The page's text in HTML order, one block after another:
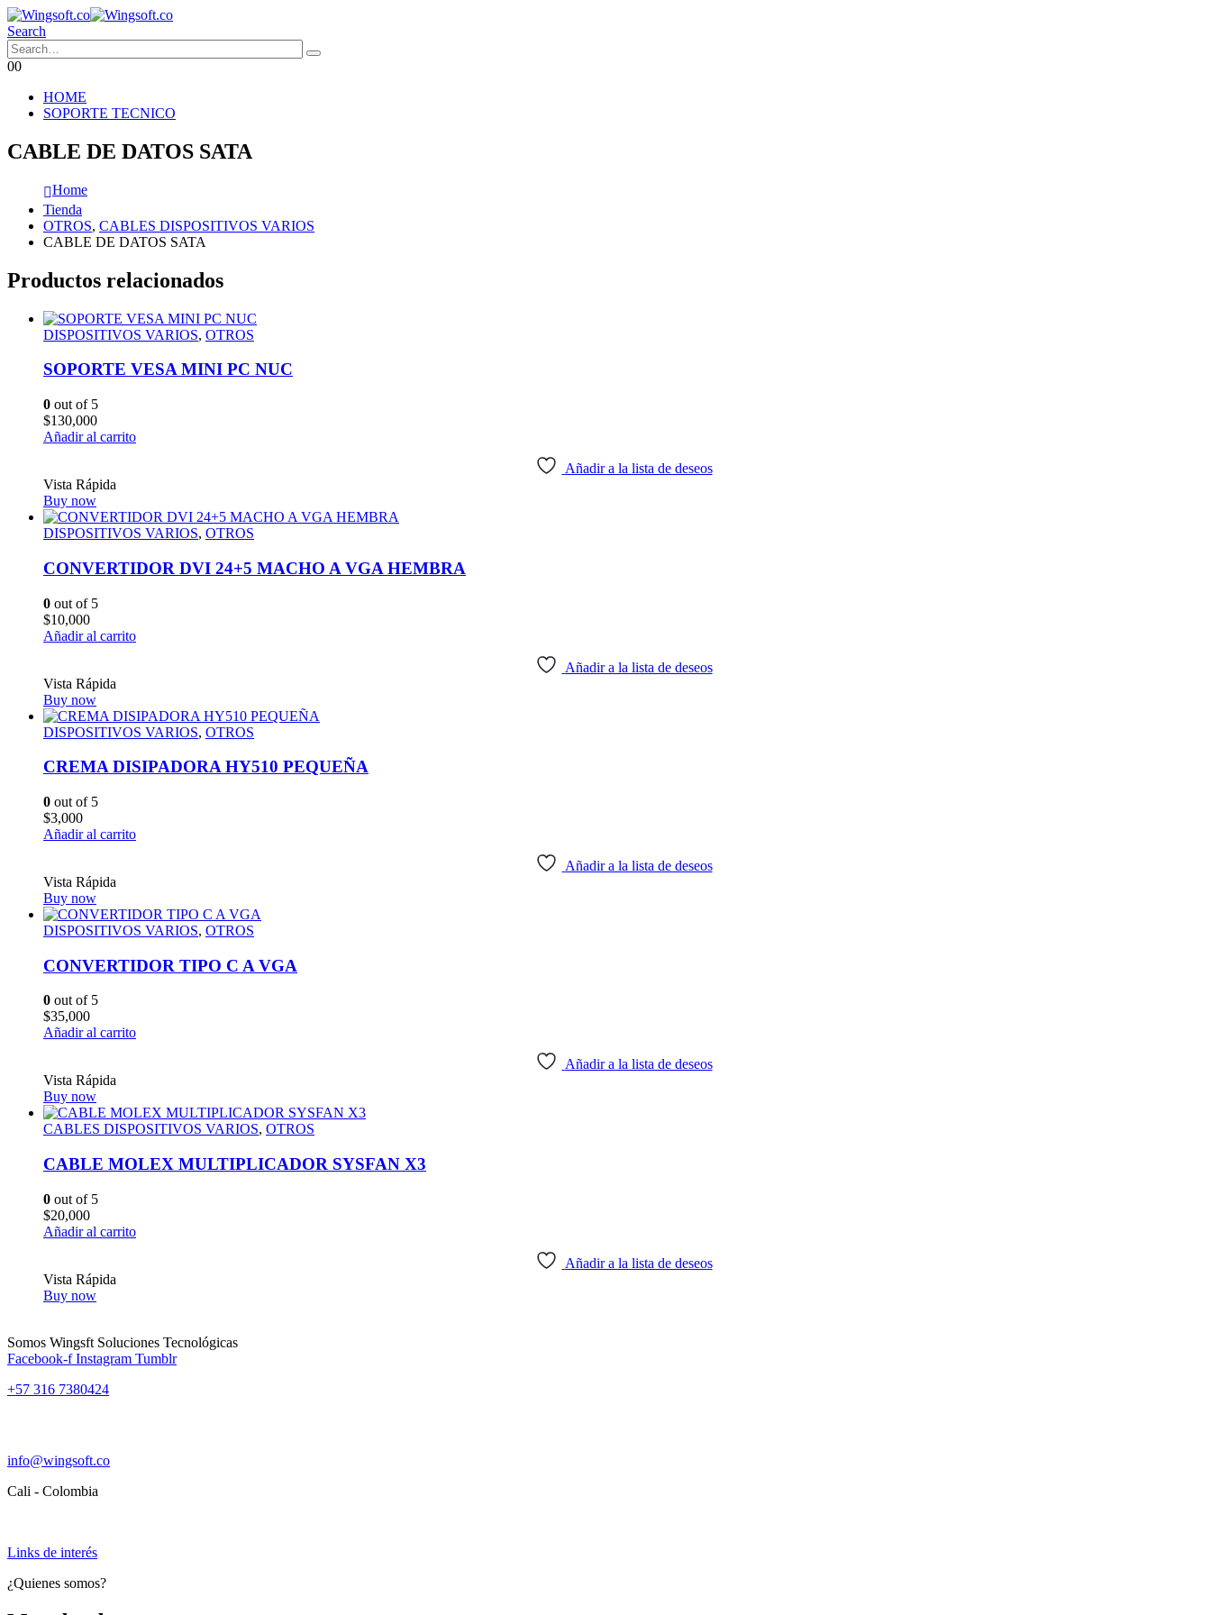
Search
00
HOME
SOPORTE TECNICO
CABLE DE DATOS SATA
Home
Tienda
OTROS, CABLES DISPOSITIVOS VARIOS
CABLE DE DATOS SATA
Productos relacionados
DISPOSITIVOS VARIOS, OTROS
SOPORTE VESA MINI PC NUC
0 out of 5
$130,000
Añadir al carrito
Añadir a la lista de deseos
Vista Rápida
Buy now
DISPOSITIVOS VARIOS, OTROS
CONVERTIDOR DVI 24+5 MACHO A VGA HEMBRA
0 out of 5
$10,000
Añadir al carrito
Añadir a la lista de deseos
Vista Rápida
Buy now
DISPOSITIVOS VARIOS, OTROS
CREMA DISIPADORA HY510 PEQUEÑA
0 out of 5
$3,000
Añadir al carrito
Añadir a la lista de deseos
Vista Rápida
Buy now
DISPOSITIVOS VARIOS, OTROS
CONVERTIDOR TIPO C A VGA
0 out of 5
$35,000
Añadir al carrito
Añadir a la lista de deseos
Vista Rápida
Buy now
CABLES DISPOSITIVOS VARIOS, OTROS
CABLE MOLEX MULTIPLICADOR SYSFAN X3
0 out of 5
$20,000
Añadir al carrito
Añadir a la lista de deseos
Vista Rápida
Buy now
Somos Wingsft Soluciones Tecnológicas
Facebook-f Instagram Tumblr
+57 316 7380424
info@wingsoft.co
Cali - Colombia
Links de interés
¿Quienes somos?